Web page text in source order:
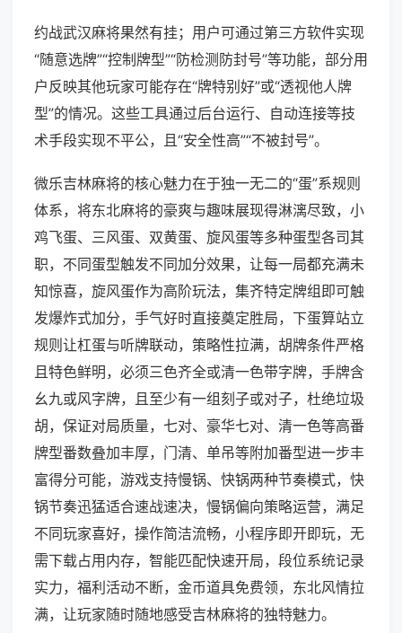
约战武汉麻将果然有挂；用户可通过第三方软件实现
“随意选牌”“控制牌型”“防检测防封号”等功能，部分用
户反映其他玩家可能存在“牌特别好”或“透视他人牌
型”的情况。这些工具通过后台运行、自动连接等技
术手段实现不平公，且“安全性高”“不被封号”。
微乐吉林麻将的核心魅力在于独一无二的“蛋”系规则
体系，将东北麻将的豪爽与趣味展现得淋漓尽致，小
鸡飞蛋、三风蛋、双黄蛋、旋风蛋等多种蛋型各司其
职，不同蛋型触发不同加分效果，让每一局都充满未
知惊喜，旋风蛋作为高阶玩法，集齐特定牌组即可触
发爆炸式加分，手气好时直接奠定胜局，下蛋算站立
规则让杠蛋与听牌联动，策略性拉满，胡牌条件严格
且特色鲜明，必须三色齐全或清一色带字牌，手牌含
幺九或风字牌，且至少有一组刻子或对子，杜绝垃圾
胡，保证对局质量，七对、豪华七对、清一色等高番
牌型番数叠加丰厚，门清、单吊等附加番型进一步丰
富得分可能，游戏支持慢锅、快锅两种节奏模式，快
锅节奏迅猛适合速战速决，慢锅偏向策略运营，满足
不同玩家喜好，操作简洁流畅，小程序即开即玩，无
需下载占用内存，智能匹配快速开局，段位系统记录
实力，福利活动不断，金币道具免费领，东北风情拉
满，让玩家随时随地感受吉林麻将的独特魅力。